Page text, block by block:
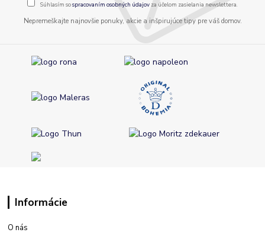
Súhlasím sospracovaním osobných údajov za účelom zasielania newslettera.
Nepremeškajte najnovšie ponuky, akcie a inšpirujúce tipy pre váš domov.
Informácie
O nás